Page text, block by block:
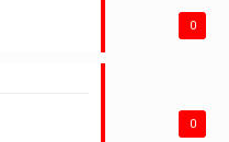
0
0